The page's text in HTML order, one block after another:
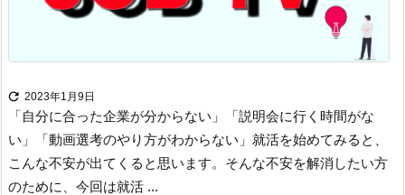
 2023年1月9日
「自分に合った企業が分からない」
「説明会に行く時間がな
い」
「動画選考のやり方がわからない」 就活を始めてみると、
こんな不安が出てくると思います。 そんな不安を解消したい方
のために、今回は就活 ...